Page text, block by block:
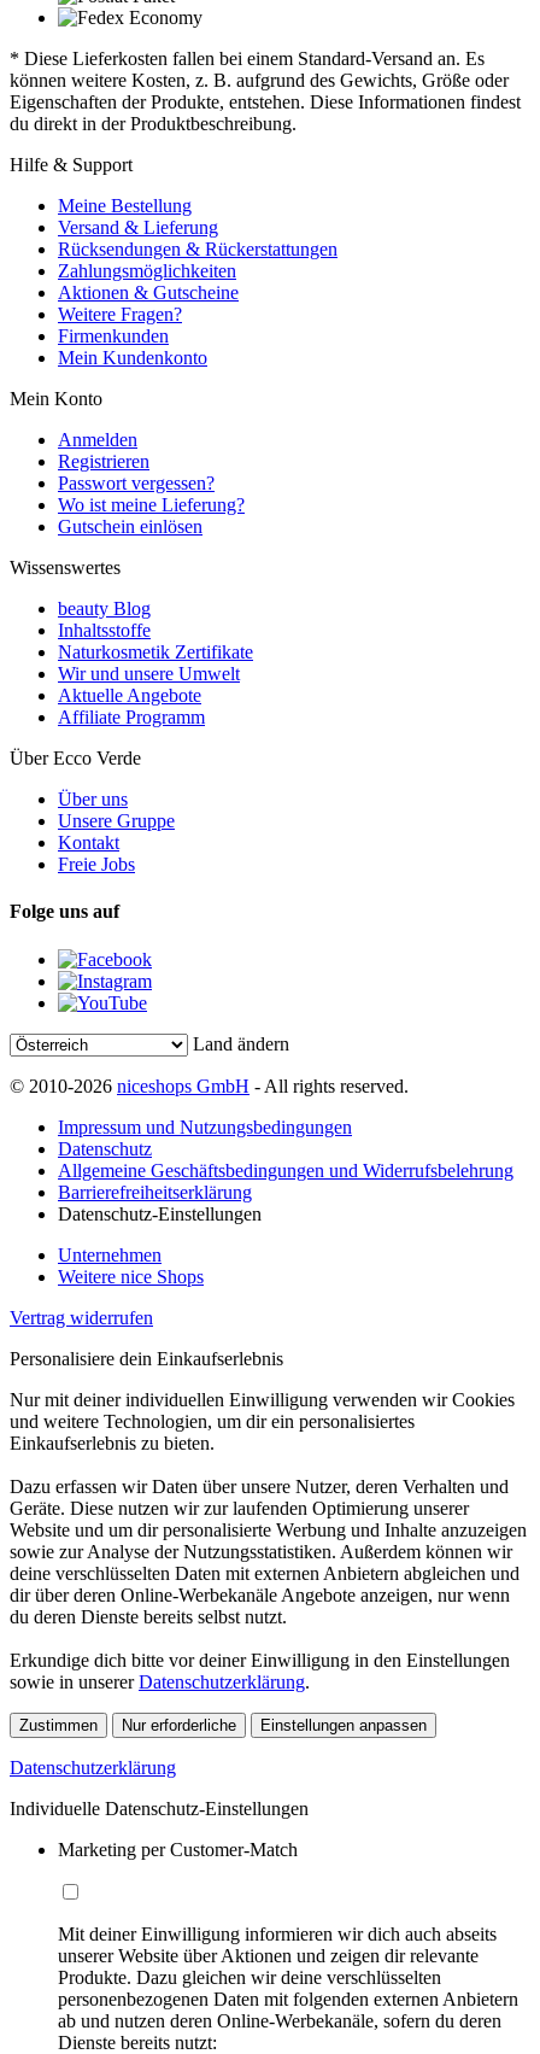
* Diese Lieferkosten fallen bei einem Standard-Versand an. Es
können weitere Kosten, z. B. aufgrund des Gewichts, Größe oder
Eigenschaften der Produkte, entstehen. Diese Informationen findest
du direkt in der Produktbeschreibung.
Hilfe & Support
Meine Bestellung
Versand & Lieferung
Rücksendungen & Rückerstattungen
Zahlungsmöglichkeiten
Aktionen & Gutscheine
Weitere Fragen?
Firmenkunden
Mein Kundenkonto
Mein Konto
Anmelden
Registrieren
Passwort vergessen?
Wo ist meine Lieferung?
Gutschein einlösen
Wissenswertes
beauty Blog
Inhaltsstoffe
Naturkosmetik Zertifikate
Wir und unsere Umwelt
Aktuelle Angebote
Affiliate Programm
Über Ecco Verde
Über uns
Unsere Gruppe
Kontakt
Freie Jobs
Folge uns auf
Land ändern
© 2010-2026 niceshops GmbH - All rights reserved.
Impressum und Nutzungsbedingungen
Datenschutz
Allgemeine Geschäftsbedingungen und Widerrufsbelehrung
Barrierefreiheitserklärung
Datenschutz-Einstellungen
Unternehmen
Weitere nice Shops
Vertrag widerrufen
Personalisiere dein Einkaufserlebnis
Nur mit deiner individuellen Einwilligung verwenden wir Cookies
und weitere Technologien, um dir ein personalisiertes
Einkaufserlebnis zu bieten.
Dazu erfassen wir Daten über unsere Nutzer, deren Verhalten und
Geräte. Diese nutzen wir zur laufenden Optimierung unserer
Website und um dir personalisierte Werbung und Inhalte anzuzeigen
sowie zur Analyse der Nutzungsstatistiken. Außerdem können wir
deine verschlüsselten Daten mit externen Anbietern abgleichen und
dir über deren Online-Werbekanäle Angebote anzeigen, nur wenn
du deren Dienste bereits selbst nutzt.
Erkundige dich bitte vor deiner Einwilligung in den Einstellungen
sowie in unsererDatenschutzerklärung.
Zustimmen Nur erforderliche Einstellungen anpassen
Datenschutzerklärung
Individuelle Datenschutz-Einstellungen
Marketing per Customer-Match
Mit deiner Einwilligung informieren wir dich auch abseits
unserer Website über Aktionen und zeigen dir relevante
Produkte. Dazu gleichen wir deine verschlüsselten
personenbezogenen Daten mit folgenden externen Anbietern
ab und nutzen deren Online-Werbekanäle, sofern du deren
Dienste bereits nutzt: